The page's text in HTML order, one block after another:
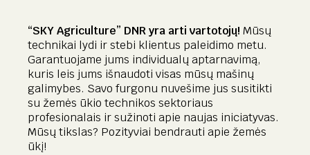
“SKY Agriculture” DNR yra arti vartotojų! Mūsų
technikai lydi ir stebi klientus paleidimo metu.
Garantuojame jums individualų aptarnavimą,
kuris leis jums išnaudoti visas mūsų mašinų
galimybes. Savo furgonu nuvešime jus susitikti
su žemės ūkio technikos sektoriaus
profesionalais ir sužinoti apie naujas iniciatyvas.
Mūsų tikslas? Pozityviai bendrauti apie žemės
ūkį!